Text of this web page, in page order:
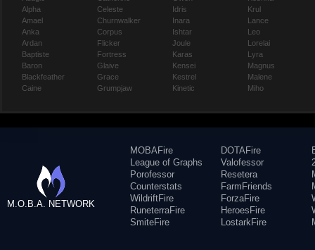
Alpha
Amael
Anka
Ardan
Baptiste
Baron
Blackfeather
Caine
Celeste
Churnwalker
Corpus
Flicker
Fortress
Glaive
Grace
Grumpjaw
Idris
Inara
Ishtar
Joule
Karas
Kensei
Kestrel
Kinetic
Krul
Lance
Leo
Lorelai
Lyra
Magnus
Malene
Miho
M.O.B.A. NETWORK
MOBAFire
League of Graphs
Porofessor
Counterstats
WildriftFire
RuneterraFire
SmiteFire
DOTAFire
Valofessor
Resetera
FarmFriends
ForzaFire
HeroesFire
LostarkFire